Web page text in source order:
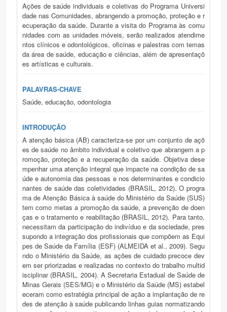
Ações de saúde individuais e coletivas do Programa Universi
dade nas Comunidades, abrangendo a promoção, proteção e r
ecuperação da saúde. Durante a visita do Programa às comu
nidades com as unidades móveis, serão realizados atendime
ntos clínicos e odontológicos, oficinas e palestras com temas
da área de saúde, educação e ciências, além de apresentaçõ
es artísticas e culturais.
PALAVRAS-CHAVE
Saúde, educação, odontologia
INTRODUÇÃO
A atenção básica (AB) caracteriza-se por um conjunto de açõ
es de saúde no âmbito individual e coletivo que abrangem a p
romoção, proteção e a recuperação da saúde. Objetiva dese
mpenhar uma atenção integral que impacte na condição de sa
úde e autonomia das pessoas e nos determinantes e condicio
nantes de saúde das coletividades (BRASIL, 2012). O progra
ma de Atenção Básica à saúde do Ministério da Saúde (SUS)
tem como metas a promoção da saúde, a prevenção de doen
ças e o tratamento e reabilitação (BRASIL, 2012). Para tanto,
necessitam da participação do indivíduo e da sociedade, pres
supondo a integração dos profissionais que compõem as Equi
pes de Saúde da Família (ESF) (ALMEIDA et al., 2009). Segu
ndo o Ministério da Saúde, as ações de cuidado precoce dev
em ser priorizadas e realizadas no contexto do trabalho multid
isciplinar (BRASIL, 2004). A Secretaria Estadual de Saúde de
Minas Gerais (SES/MG) e o Ministério da Saúde (MS) estabel
eceram como estratégia principal de ação a implantação de re
des de atenção à saúde publicando linhas guias normatizando